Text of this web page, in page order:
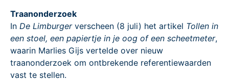
Traanonderzoek
In De Limburgerverscheen (8 juli) het artikel Tollen in
een stoel, een papiertje in je oog of een scheetmeter,
waarin Marlies Gijs vertelde over nieuw
traanonderzoek om ontbrekende referentiewaarden
vast te stellen.